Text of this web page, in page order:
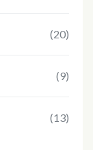
(20)
(9)
(13)